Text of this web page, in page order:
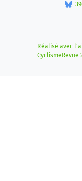
Réalisé avec
CyclismeRevue